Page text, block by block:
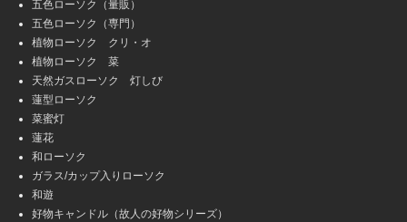
五色ローソク（量販）
五色ローソク（専門）
植物ローソク クリ・オ
植物ローソク 菜
天然ガスローソク 灯しび
蓮型ローソク
菜蜜灯
蓮花
和ローソク
ガラス/カップ入りローソク
和遊
好物キャンドル（故人の好物シリーズ）